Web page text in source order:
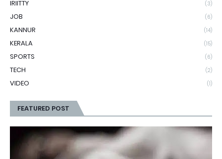
IRIITTY (3)
JOB (6)
KANNUR (14)
KERALA (15)
SPORTS (6)
TECH (2)
VIDEO (1)
FEATURED POST